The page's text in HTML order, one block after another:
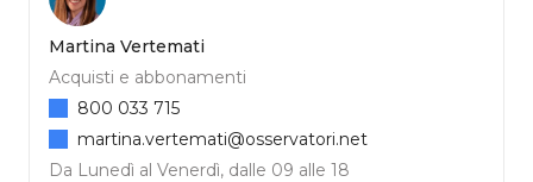
Martina Vertemati
Acquisti e abbonamenti
Da Lunedì al Venerdì, dalle 09 alle 18
800 033 715
martina.vertemati@osservatori.net